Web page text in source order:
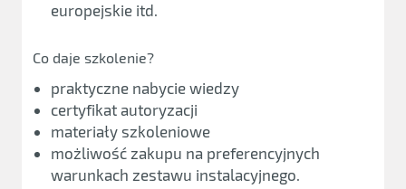
europejskie itd.
Co daje szkolenie?
praktyczne nabycie wiedzy
certyfikat autoryzacji
materiały szkoleniowe
możliwość zakupu na preferencyjnych
warunkach zestawu instalacyjnego.